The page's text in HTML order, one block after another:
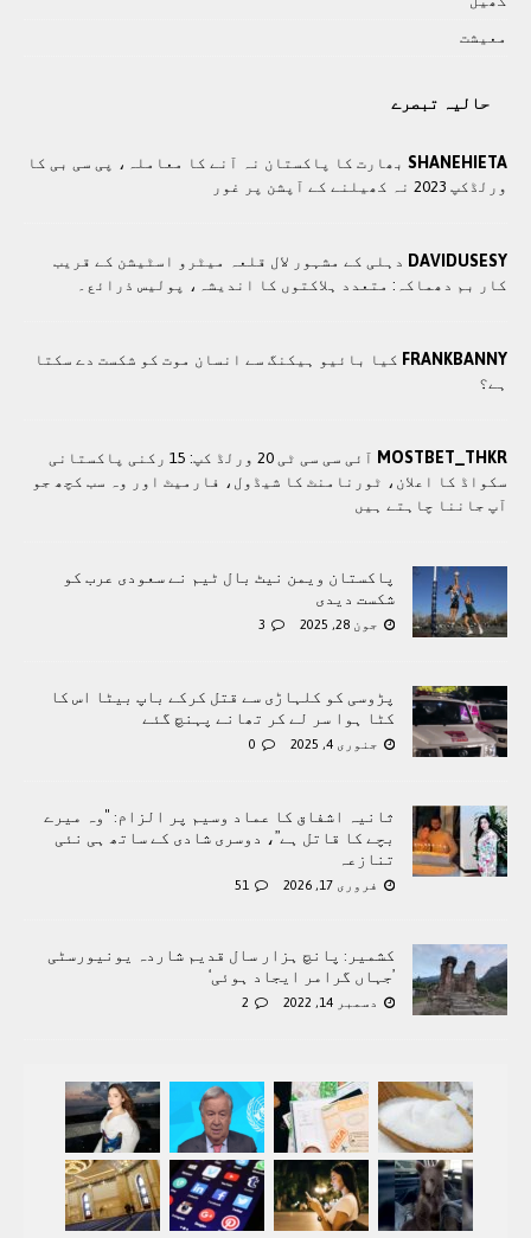
معيشت
حالیہ تبصرے
SHANEHIETA بھارت کا پاکستان نہ آنے کا معاملہ، پی سی بی کا
ورلڈکپ 2023 نہ کھیلنے کے آپشن پر غور
DAVIDUSESY دہلی کے مشہور لال قلعہ میٹرو اسٹیشن کے قریب
کار بم دھماکہ: متعدد ہلاکتوں کا انديشہ، پولیس ذرائع۔
FRANKBANNY کیا بائیو ہیکنگ سے انسان موت کو شکست دے سکتا
ہے؟
MOSTBET_THKR
آئی سی سی ٹی 20 ورلڈ کپ: 15 رکنی پاکستانی
سکواڈ کا اعلان، ٹورنامنٹ کا شیڈول، فارمیٹ اور وہ سب کچھ جو
آپ جاننا چاہتے ہیں
پاکستان ویمن نیٹ بال ٹیم نے سعودی عرب کو
شکست دیدی
جون 28, 2025 3
پڑوسی کو کلہاڑی سے قتل کرکے باپ بیٹا اس کا
کٹا ہوا سر لے کر تھانے پہنچ گئے
جنوری 4, 2025 0
ثانیہ اشفاق کا عماد وسیم پر الزام: "وہ میرے
بچے کا قاتل ہے”، دوسری شادی کے ساتھ ہی نئی
تنازعہ
فروری 17, 2026 51
کشمیر: پانچ ہزار سال قدیم شاردہ یونیورسٹی
’جہاں گرامر ایجاد ہوئی‘
دسمبر 14, 2022 2